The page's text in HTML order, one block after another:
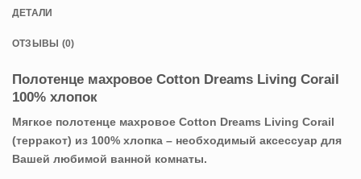
ДЕТАЛИ
ОТЗЫВЫ (0)
Полотенце махровое Cotton Dreams Living Corail
100% хлопок
Мягкое полотенце махровое Cotton Dreams Living Corail
(терракот) из 100% хлопка – необходимый аксессуар для
Вашей любимой ванной комнаты.